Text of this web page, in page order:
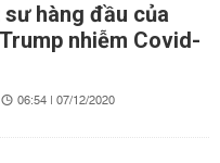
sư hàng đầu của
nhiễm Covid-
06:54 | 07/12/2020